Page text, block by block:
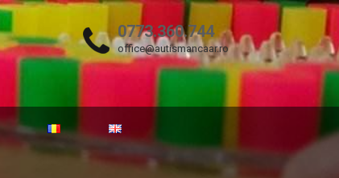
0773.360.744
office@autismancaar.ro